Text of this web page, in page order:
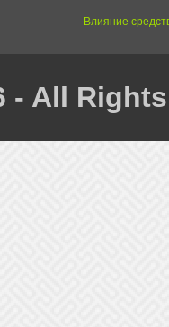
Влияние
- All